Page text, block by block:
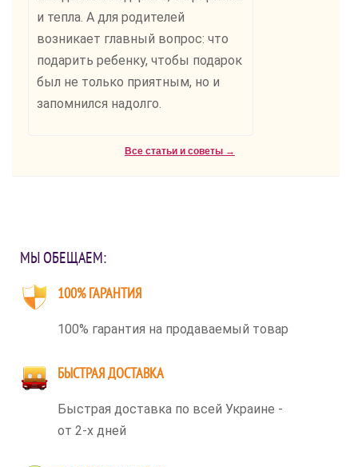
и тепла. А для родителей
возникает главный вопрос: что
подарить ребенку, чтобы подарок
был не только приятным, но и
запомнился надолго.
Все статьи и советы →
МЫ ОБЕЩАЕМ:
100% ГАРАНТИЯ
100% гарантия на продаваемый товар
БЫСТРАЯ ДОСТАВКА
Быстрая доставка по всей Украине -
от 2-х дней